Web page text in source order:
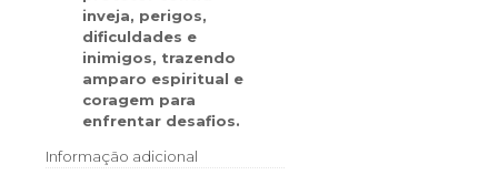
inveja, perigos,
dificuldades e
inimigos, trazendo
amparo espiritual e
coragem para
enfrentar desafios.
Informação adicional